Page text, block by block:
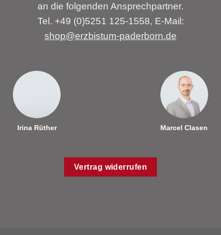
an die folgenden Ansprechpartner.
Tel. +49 (0)5251 125-1558, E-Mail:
shop@erzbistum-paderborn.de
Irina Rüther Marcel Clasen
Vertrag widerrufen